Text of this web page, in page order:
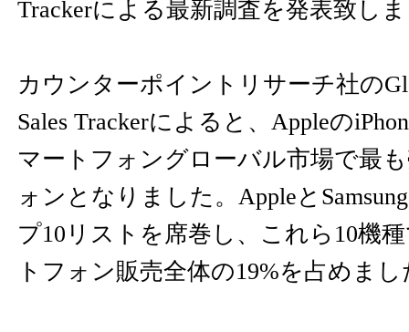
Trackerによる最新調査を発表致し
カウンターポイントリサーチ社の
Sales Trackerによると、Appleの
マートフォングローバル市場で最
ォンとなりました。Appleと
プ10リストを席巻し、これら10機
トフォン販売全体の19%を占めまし